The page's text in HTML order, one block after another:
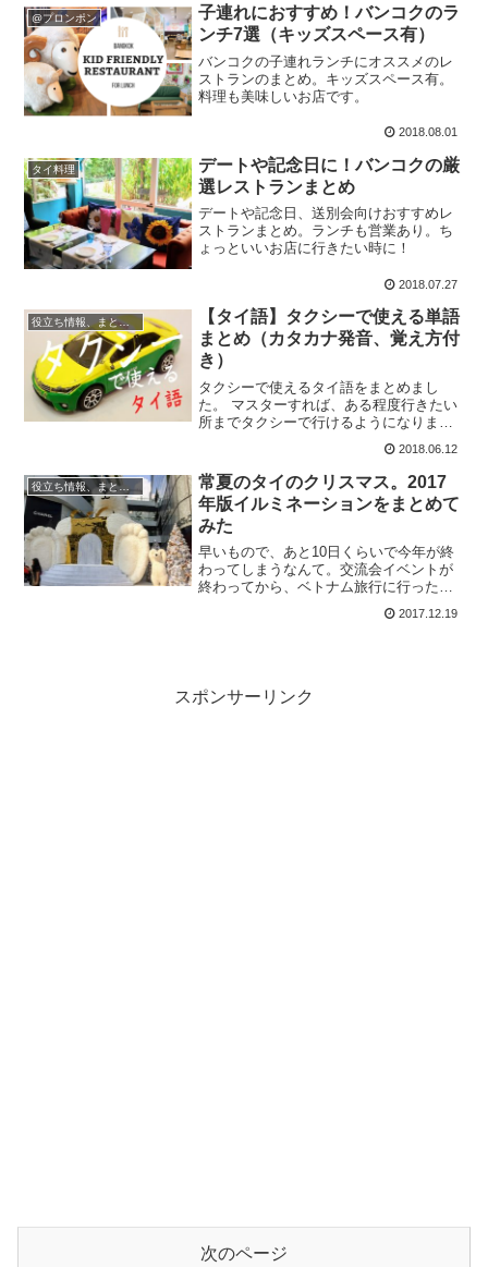
@プロンポン
子連れにおすすめ！バンコクのラ
ンチ7選（キッズスペース有）
バンコクの子連れランチにオススメのレ
ストランのまとめ。キッズスペース有。
料理も美味しいお店です。
2018.08.01
タイ料理
デートや記念日に！バンコクの厳
選レストランまとめ
デートや記念日、送別会向けおすすめレ
ストランまとめ。ランチも営業あり。ち
ょっといいお店に行きたい時に！
2018.07.27
役立ち情報、まとめ記事
【タイ語】タクシーで使える単語
まとめ（カタカナ発音、覚え方付
き）
タクシーで使えるタイ語をまとめまし
た。 マスターすれば、ある程度行きたい
所までタクシーで行けるようになりま
2018.06.12
役立ち情報、まとめ記事
常夏のタイのクリスマス。2017
年版イルミネーションをまとめて
みた
早いもので、あと10日くらいで今年が終
わってしまうなんて。交流会イベントが
終わってから、ベトナム旅行に行った
り、帰ってきたら家族がインフルエンザ
になったり、子どもの幼稚園でクリスマ
2017.12.19
スポンサーリンク
次のページ